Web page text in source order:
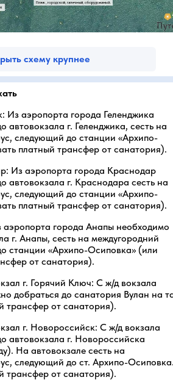
схему крупнее
Из аэропорта города Геленджика
автовокзала г. Геленджика, сесть на
следующий до станции «Архипо-
платный трансфер от санатория).
Из аэропорта города Краснодар
автовокзала г. Краснодара сесть на
следующий до станции «Архипо-
платный трансфер от санатория).
аэропорта города Анапы необходимо
г. Анапы, сесть на междугородний
станции «Архипо-Осиповка» (или
от санатория).
г. Горячий Ключ: С ж/д вокзала
добраться до санатория Вулан на
трансфер от санатория).
г. Новороссийск: С ж/д вокзала
автовокзала г. Новороссийска
На автовокзале сесть на
следующий до ст. Архипо-
трансфер от санатория).